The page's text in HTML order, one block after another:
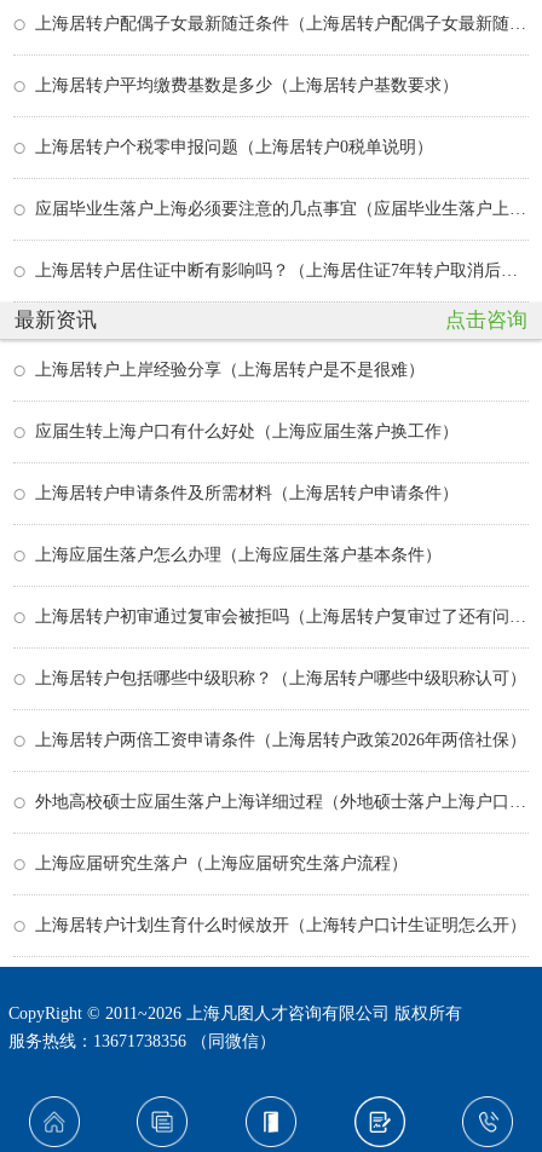
上海居转户平均缴费基数是多少（上海居转户基数要求）
上海居转户个税零申报问题（上海居转户0税单说明）
最新资讯 点击咨询
上海居转户上岸经验分享（上海居转户是不是很难）
应届生转上海户口有什么好处（上海应届生落户换工作）
上海居转户申请条件及所需材料（上海居转户申请条件）
上海应届生落户怎么办理（上海应届生落户基本条件）
上海居转户包括哪些中级职称？（上海居转户哪些中级职称认可）
上海居转户两倍工资申请条件（上海居转户政策2026年两倍社保）
上海应届研究生落户（上海应届研究生落户流程）
上海居转户计划生育什么时候放开（上海转户口计生证明怎么开）
CopyRight © 2011~2026 上海凡图人才咨询有限公司 版权所有
服务热线：13671738356 （同微信）